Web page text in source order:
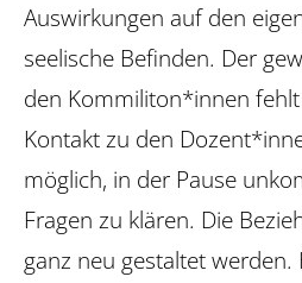
Auswirkungen auf den
seelische Befinden. Der
den Kommiliton*innen
Kontakt zu den
möglich, in der Pause
­Fragen zu klären. Die
ganz neu gestaltet